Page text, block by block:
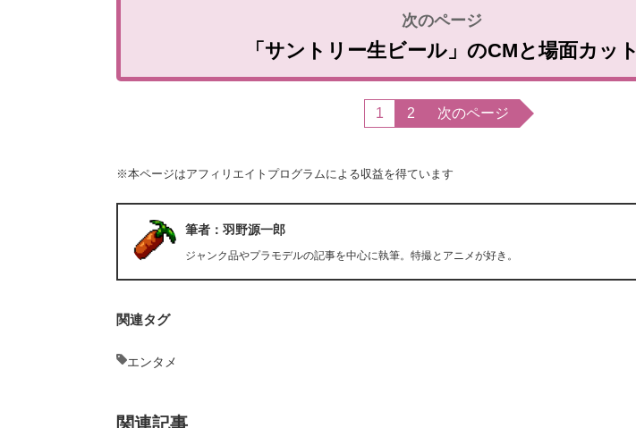
「サントリー生ビール」のCMと場面カット
1 2 次のページ
※本ページはアフィリエイトプログラムによる収益を得ています
筆者：羽野源一郎
ジャンク品やプラモデルの記事を中心に執筆。特撮とアニメが好き。
関連タグ
エンタメ
関連記事